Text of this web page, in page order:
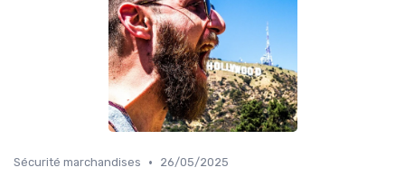
Sécurité marchandises • 26/05/2025